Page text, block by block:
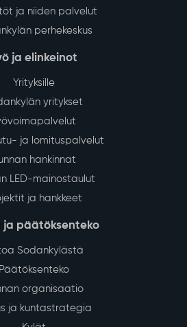
ja niiden palvelut
perhekeskus
ja elinkeinot
Yrityksille
yritykset
ja lomituspalvelut
hankinnat
LED-mainostaulut
ja hankkeet
ja päätöksenteko
Sodankylästä
Päätöksenteko
organisaatio
ja kuntastrategia